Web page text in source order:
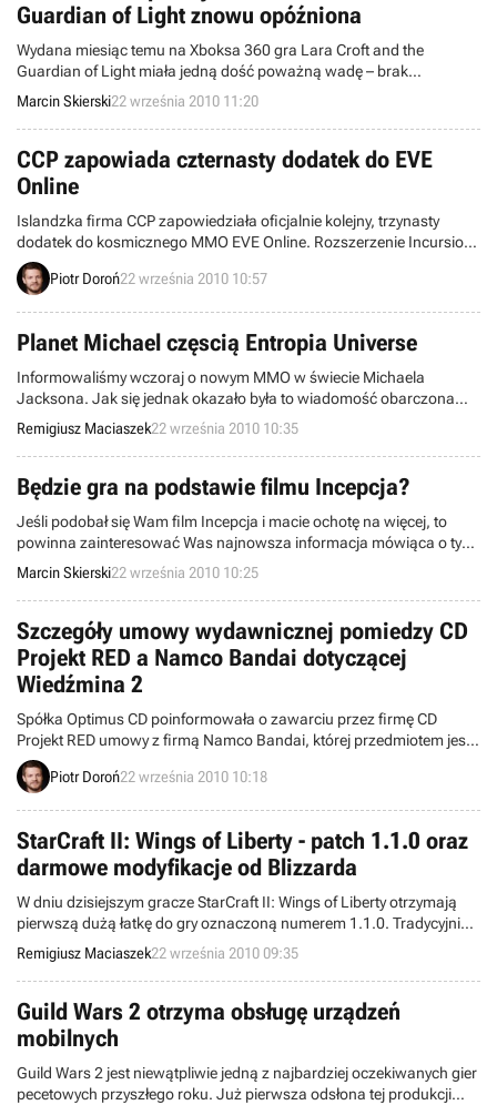
Guardian of Light znowu opóźniona
Wydana miesiąc temu na Xboksa 360 gra Lara Croft and the
Guardian of Light miała jedną dość poważną wadę – brak
zapowiadanego wcześniej sieciowego trybu kooperacji. Miał on
zostać zawarty wraz z premierą tytułu na PlayStation 3 oraz pecety,
ale jak się właśnie okazało, również ten termin nie zostanie
dotrzymany.
Marcin Skierski22 września 2010 11:20
CCP zapowiada czternasty dodatek do EVE
Online
Islandzka firma CCP zapowiedziała oficjalnie kolejny, trzynasty
dodatek do kosmicznego MMO EVE Online. Rozszerzenie Incursion
zostanie wydane w listopadzie tego roku i standardowo będzie
dostępne za darmo dla wszystkich osób opłacających abonament.
Piotr Doroń22 września 2010 10:57
Planet Michael częscią Entropia Universe
Informowaliśmy wczoraj o nowym MMO w świecie Michaela
Jacksona. Jak się jednak okazało była to wiadomość obarczona
pewnym zasadniczym błędem. O ile owszem, zgodnie z
zapowiedzią, już niedługo należy spodziewać się Planet Michael, to
jednak nie będzie to samodzielna gra MMO, ale część uniwersum
Entropii. Innej gry MMO, która funkcjonuje na rynku od 2003 roku.
Remigiusz Maciaszek22 września 2010 10:35
Będzie gra na podstawie filmu Incepcja?
Jeśli podobał się Wam film Incepcja i macie ochotę na więcej, to
powinna zainteresować Was najnowsza informacja mówiąca o tym,
że możliwe jest przeniesienie tego świata do gier.
Marcin Skierski22 września 2010 10:25
Szczegóły umowy wydawnicznej pomiedzy CD
Projekt RED a Namco Bandai dotyczącej
Wiedźmina 2
Spółka Optimus CD poinformowała o zawarciu przez firmę CD
Projekt RED umowy z firmą Namco Bandai, której przedmiotem jest
dystrybucja gry Wiedźmin 2: Zabójcy Królów oraz prowadzenie
stosownych działań marketingowych na wyznaczonych terytoriach.
Piotr Doroń22 września 2010 10:18
StarCraft II: Wings of Liberty - patch 1.1.0 oraz
darmowe modyfikacje od Blizzarda
W dniu dzisiejszym gracze StarCraft II: Wings of Liberty otrzymają
pierwszą dużą łatkę do gry oznaczoną numerem 1.1.0. Tradycyjnie
należy się spodziewać poprawek kilku błędów, jakich nie uniknęła
finalna wersja gry. Te dotyczą zarówno usługi battle.net, rozgrywki
single player, multiplayer oraz edytora.
Remigiusz Maciaszek22 września 2010 09:35
Guild Wars 2 otrzyma obsługę urządzeń
mobilnych
Guild Wars 2 jest niewątpliwie jedną z najbardziej oczekiwanych gier
pecetowych przyszłego roku. Już pierwsza odsłona tej produkcji